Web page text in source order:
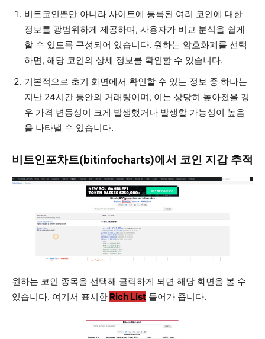
비트코인뿐만 아니라 사이트에 등록된 여러 코인에 대한
정보를 광범위하게 제공하며, 사용자가 비교 분석을 쉽게
할 수 있도록 구성되어 있습니다. 원하는 암호화폐를 선택
하면, 해당 코인의 상세 정보를 확인할 수 있습니다.
기본적으로 초기 화면에서 확인할 수 있는 정보 중 하나는
지난 24시간 동안의 거래량이며, 이는 상당히 높아졌을 경
우 가격 변동성이 크게 발생했거나 발생할 가능성이 높음
을 나타낼 수 있습니다.
비트인포차트(bitinfocharts)에서 코인 지갑 추적
원하는 코인 종목을 선택해 클릭하게 되면 해당 화면을 볼 수
있습니다. 여기서 표시한 Rich List 들어가 줍니다.